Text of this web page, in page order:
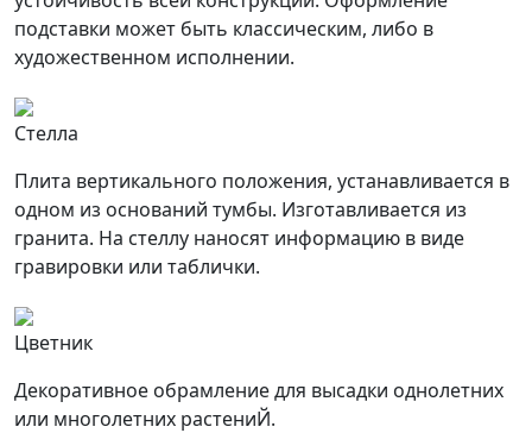
подставки может быть классическим, либо в
художественном исполнении.
Стелла
Плита вертикального положения, устанавливается в
одном из оснований тумбы. Изготавливается из
гранита. На стеллу наносят информацию в виде
гравировки или таблички.
Цветник
Декоративное обрамление для высадки однолетних
или многолетних растениЙ.